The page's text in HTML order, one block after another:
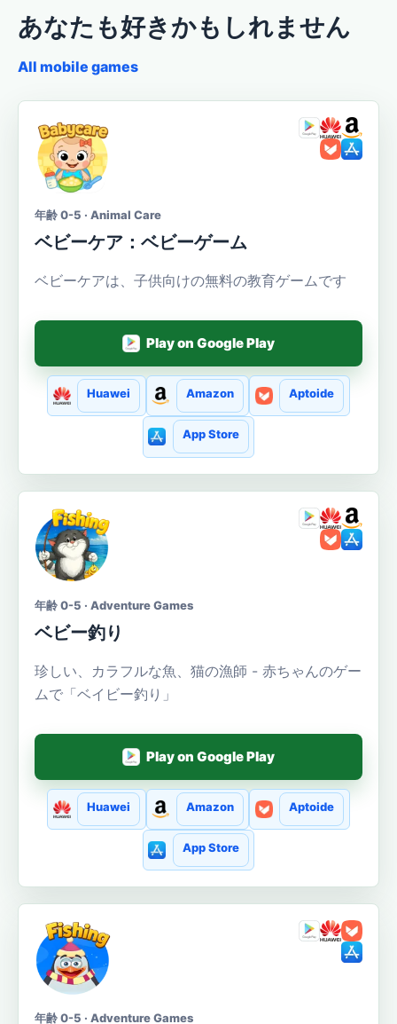
あなたも好きかもしれません
All mobile games
年齢 0-5 · Animal Care
ベビーケア：ベビーゲーム
ベビーケアは、子供向けの無料の教育ゲームです
Play on Google Play
Huawei Amazon Aptoide
App Store
年齢 0-5 · Adventure Games
ベビー釣り
珍しい、カラフルな魚、猫の漁師 - 赤ちゃんのゲー
ムで「ベイビー釣り」
Play on Google Play
Huawei Amazon Aptoide
App Store
年齢 0-5 · Adventure Games